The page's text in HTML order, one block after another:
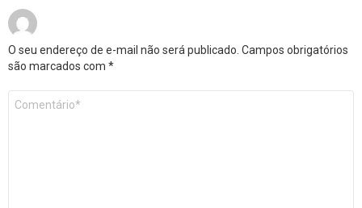
O seu endereço de e-mail não será publicado. Campos obrigatórios
são marcados com *